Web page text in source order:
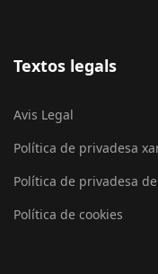
Textos legals
Avis Legal
Política de privadesa
Política de privadesa
Política de cookies